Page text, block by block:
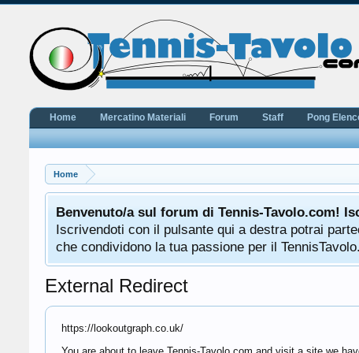
Home
Benvenuto/a sul forum di Tennis-Tavolo.com!
Iscrivendoti con il pulsante qui a destra potrai
che condividono la tua passione per il
External Redirect
https://lookoutgraph.co.uk/
Home Mercatino Materiali Forum Staff Pong